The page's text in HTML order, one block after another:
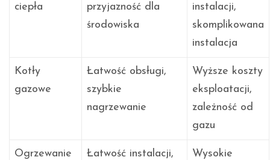
ciepła
przyjazność dla
środowiska
instalacji,
skomplikowana
instalacja
Kotły
gazowe
Łatwość obsługi,
szybkie
nagrzewanie
Wyższe koszty
eksploatacji,
zależność od
gazu
Ogrzewanie
Łatwość instalacji,
Wysokie